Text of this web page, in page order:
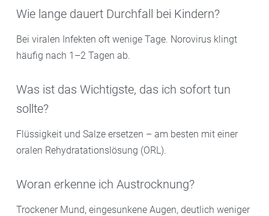
Wie lange dauert Durchfall bei Kindern?
Bei viralen Infekten oft wenige Tage. Norovirus klingt
häufig nach 1–2 Tagen ab.
Was ist das Wichtigste, das ich sofort tun
sollte?
Flüssigkeit und Salze ersetzen – am besten mit einer
oralen Rehydratationslösung (ORL).
Woran erkenne ich Austrocknung?
Trockener Mund, eingesunkene Augen, deutlich weniger